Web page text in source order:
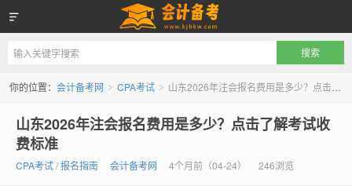
会计备考网
你的位置： 会计备考网 > CPA考试 > 山东2026年注会报名费用是多少？点击了解考试收费标准
山东2026年注会报名费用是多少？点击了解考试收
费标准
CPA考试/报名指南 会计备考网 4个月前（04-24） 246浏览